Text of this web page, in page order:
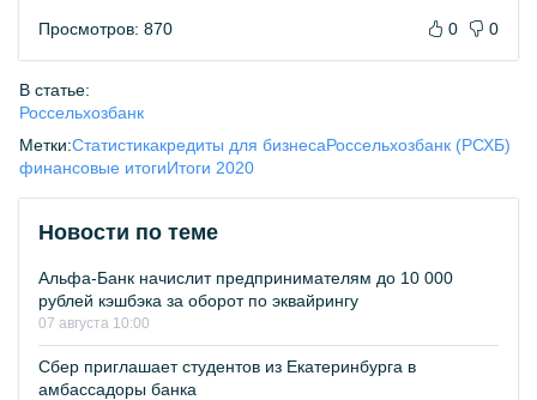
Просмотров: 870 0 0
В статье:
Россельхозбанк
Метки:Статистикакредиты для бизнесаРоссельхозбанк (РСХБ)
финансовые итогиИтоги 2020
Новости по теме
Альфа-Банк начислит предпринимателям до 10 000
рублей кэшбэка за оборот по эквайрингу
07 августа 10:00
Сбер приглашает студентов из Екатеринбурга в
амбассадоры банка